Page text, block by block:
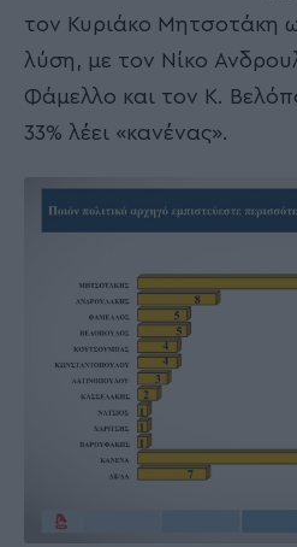
τον Κυριάκο Μητσοτάκη
λύση, με τον Νίκο
Φάμελλο και τον Κ.
33% λέει «κανένας».